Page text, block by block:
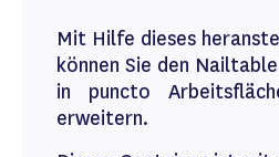
Mit Hilfe dieses
können Sie den
in puncto
erweitern.